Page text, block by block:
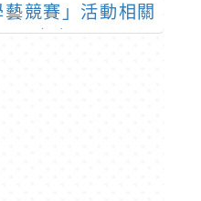
藝競賽」活動相關
事宜。